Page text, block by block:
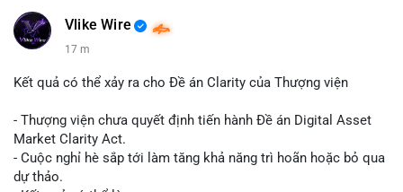
động này nghiêng về khả năng chuyển đến ví lạnh để tích trữ
dài hạn hơn là bán tháo, bởi nếu muốn thanh khoản ngay, cá
một phần nhỏ khối lượng này vẫn có thể được dùng để đặt
Lời khuyên: Nhà đầu tư nhỏ lẻ nên theo dõi thêm các giao dịch
tiếp theo từ cùng một địa chỉ nguồn để xác định rõ xu hướng.
Không nên hành động vội vàng dựa trên một giao dịch đơn lẻ,
Vlike Wire
18 m
Kết quả có thể xảy ra cho Đề án Clarity của Thượng viện
- Thượng viện chưa quyết định tiến hành Đề án Digital Asset
Market Clarity Act.
- Cuộc nghỉ hè sắp tới làm tăng khả năng trì hoãn hoặc bỏ qua
dự thảo.